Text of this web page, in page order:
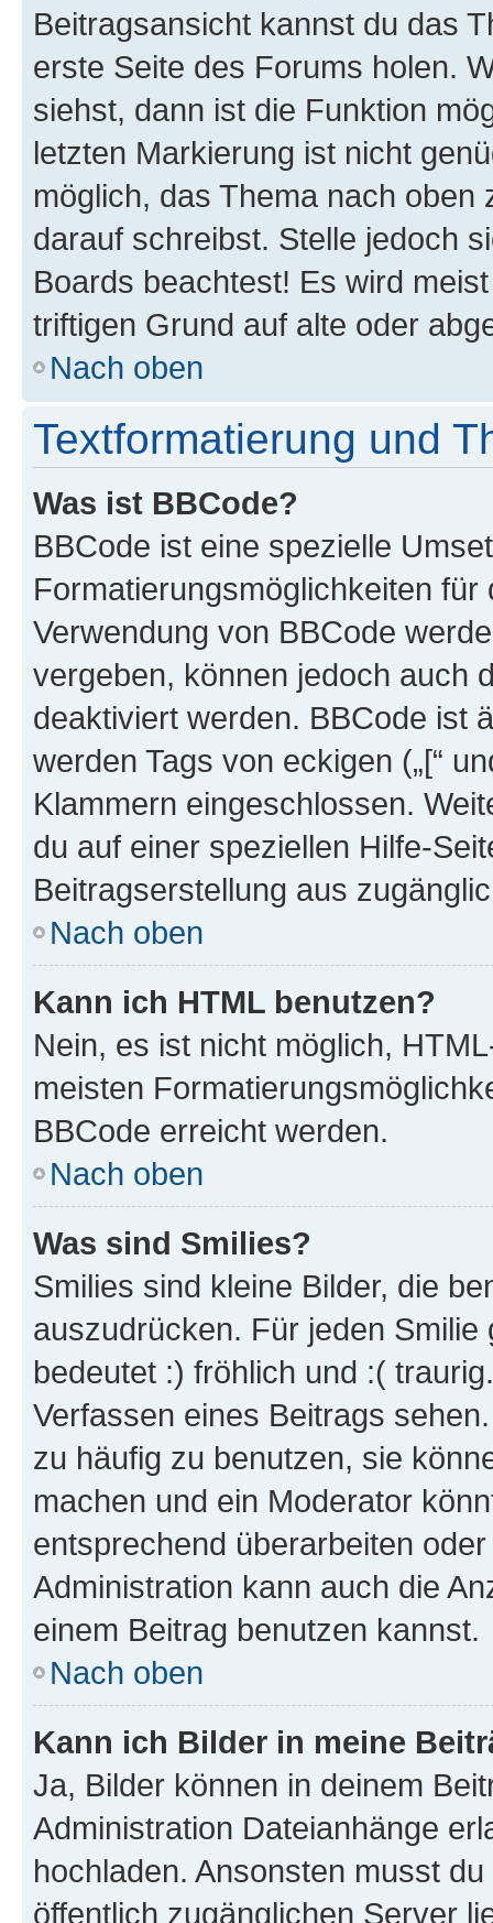
Beitragsansicht kannst du das
erste Seite des Forums holen.
siehst, dann ist die Funktion
letzten Markierung ist nicht
möglich, das Thema nach oben
darauf schreibst. Stelle jedoch
Boards beachtest! Es wird
triftigen Grund auf alte oder
Nach oben
Textformatierung und
Was ist BBCode?
BBCode ist eine spezielle
Formatierungsmöglichkeiten
Verwendung von BBCode
vergeben, können jedoch auch
deaktiviert werden. BBCode ist
werden Tags von eckigen („[“
Klammern eingeschlossen.
du auf einer speziellen Hilfe-
Beitragserstellung aus
Nach oben
Kann ich HTML benutzen?
Nein, es ist nicht möglich,
meisten
BBCode erreicht werden.
Nach oben
Was sind Smilies?
Smilies sind kleine Bilder, die
auszudrücken. Für jeden
bedeutet :) fröhlich und :(
Verfassen eines Beitrags
zu häufig zu benutzen, sie
machen und ein Moderator
entsprechend überarbeiten
Administration kann auch die
einem Beitrag benutzen kannst.
Nach oben
Kann ich Bilder in meine
Ja, Bilder können in deinem
Administration Dateianhänge
hochladen. Ansonsten musst
öffentlich zugänglichen Server